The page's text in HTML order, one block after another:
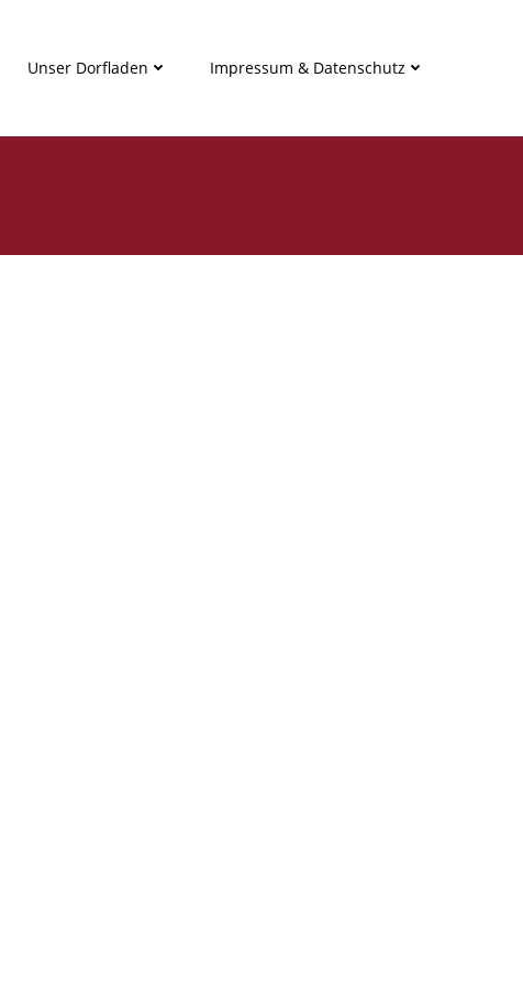
Unser Dorfladen Impressum & Datenschutz